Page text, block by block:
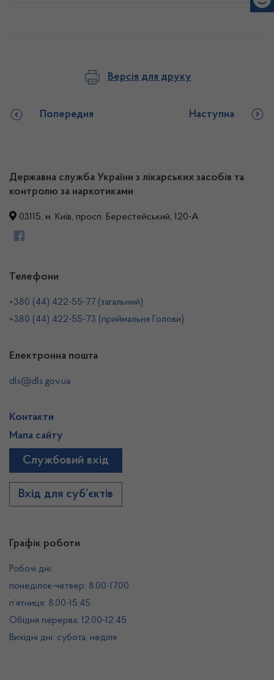
Версія для друку
Попередня Наступна
Державна служба України з лікарських засобів та
контролю за наркотиками
03115, м. Київ, просп. Берестейський, 120-А
Графік роботи
Робочі дні:
понеділок-четвер: 8.00-17.00
п’ятниця: 8.00-15.45
Обідня перерва: 12.00-12.45
Вихідні дні: субота, неділя
Телефони
+380 (44) 422-55-77 (загальний)
+380 (44) 422-55-73 (приймальня Голови)
Електронна пошта
dls@dls.gov.ua
Контакти
Мапа сайту
Службовий вхід
Вхід для суб’єктів